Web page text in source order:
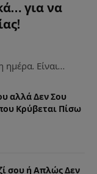
για να
ημέρα. Είναι…
αλλά Δεν Σου
Κρύβεται Πίσω
σου ή Απλώς Δεν